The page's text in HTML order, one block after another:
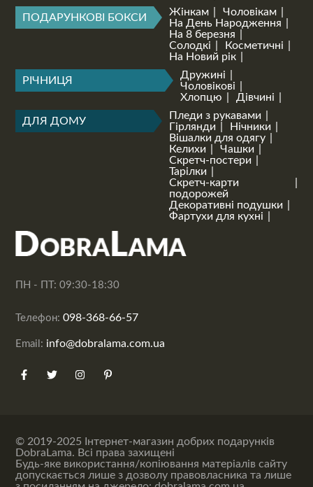
ПОДАРУНКОВІ БОКСИ Жінкам
Чоловікам
На День Народження
На 8 березня
Солодкі
Косметичні
На Новий рік
РІЧНИЦЯ
Дружині
Чоловікові
Хлопцю
Дівчині
ДЛЯ ДОМУ
Пледи з рукавами
Гірлянди
Нічники
Вішалки для одягу
Келихи
Чашки
Скретч-постери
Тарілки
Скретч-карти
подорожей
Декоративні подушки
Фартухи для кухні
ПН - ПТ: 09:30-18:30
Телефон:098-368-66-57
Email: info@dobralama.com.ua
© 2019-2025 Інтернет-магазин добрих подарунків
DobraLama. Всі права захищені
Будь-яке використання/копіювання матеріалів сайту
допускається лише з дозволу правовласника та лише